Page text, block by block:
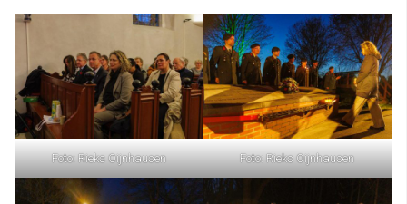
Foto: Rieks Oijnhausen Foto: Rieks Oijnhausen